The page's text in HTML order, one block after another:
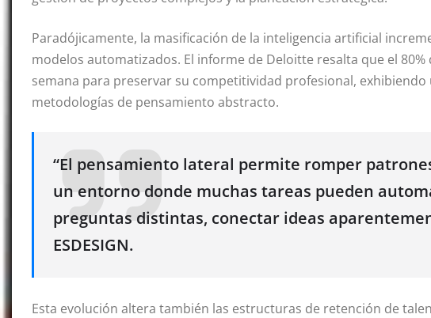
Paradójicamente, la masificación de la inteligencia artificial
modelos automatizados. El informe de Deloitte resalta que el
semana para preservar su competitividad profesional,
metodologías de pensamiento abstracto.
“El pensamiento lateral permite romper
un entorno donde muchas tareas pueden
preguntas distintas, conectar ideas
ESDESIGN.
Esta evolución altera también las estructuras de retención de